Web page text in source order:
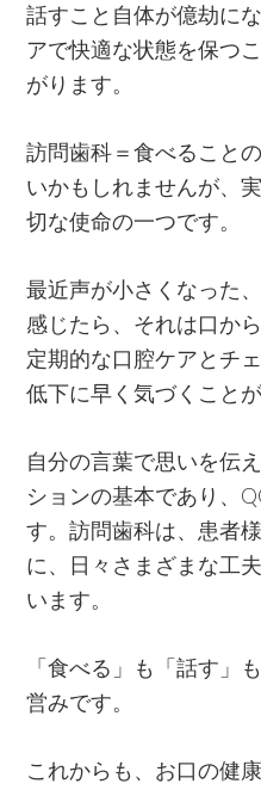
話すこと自体が億劫に
アで快適な状態を保つ
がります。
訪問歯科＝食べること
いかもしれませんが、
切な使命の一つです。
最近声が小さくなった
感じたら、それは口か
定期的な口腔ケアとチ
低下に早く気づくことが
自分の言葉で思いを伝
ションの基本であり、
す。訪問歯科は、患者
に、日々さまざまな工
います。
「食べる」も「話す」
営みです。
これからも、お口の健